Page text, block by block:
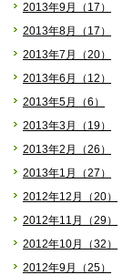
2013年9月（17）
2013年8月（17）
2013年7月（20）
2013年6月（12）
2013年5月（6）
2013年3月（19）
2013年2月（26）
2013年1月（27）
2012年12月（20）
2012年11月（29）
2012年10月（32）
2012年9月（25）